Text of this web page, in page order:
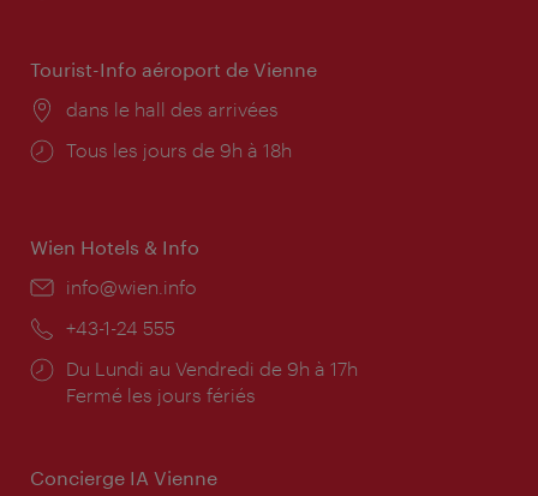
Tourist-Info aéroport de Vienne
Lieu:
dans le hall des arrivées
Horaires
Tous les jours de 9h à 18h
Wien Hotels & Info
E-
info@wien.info
Téléphone:
+43-1-24 555
Horaires
d'ouverture:
Du Lundi au Vendredi de 9h à 17h
Fermé les jours fériés
Concierge IA Vienne